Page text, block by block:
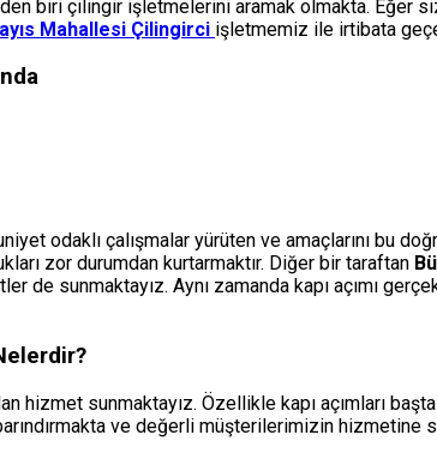
biri çilingir işletmelerini aramak olmakta. Eğer
Mahallesi Çilingirci işletmemiz ile irtibata
odaklı çalışmalar yürüten ve amaçlarını bu
zor durumdan kurtarmaktır. Diğer bir taraftan
de sunmaktayız. Aynı zamanda kapı açımı
hizmet sunmaktayız. Özellikle kapı açımları
ve değerli müşterilerimizin hizmetine